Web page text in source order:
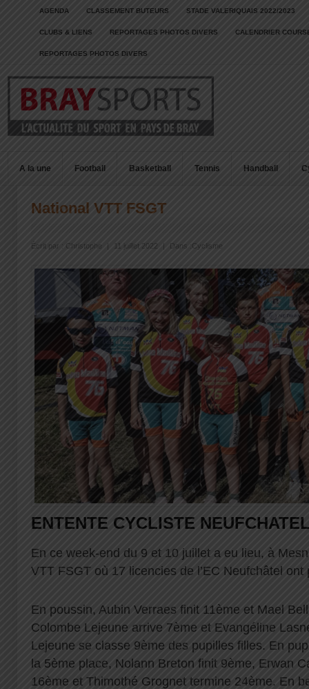
AGENDA CLASSEMENT BUTEURS STADE VALERIQUAIS 2022/2023
CLUBS & LIENS REPORTAGES PHOTOS DIVERS CALENDRIER
REPORTAGES PHOTOS DIVERS
A la une Football Basketball Tennis Handball
National VTT FSGT
Écrit par : Christophe 11 juillet 2022 | Dans : Cyclisme
ENTENTE CYCLISTE
En ce week-end du 9 et 10 juillet a eu lieu, à
VTT FSGT où 17 licencies de l’EC Neufchâtel ont
En poussin, Aubin Verraes finit 11ème et Mael
Colombe Lejeune arrive 7ème et Evangéline
Lejeune se classe 9ème des pupilles filles. En
la 5ème place, Nolann Breton finit 9ème, Erwan
16ème et Thimothé Grognet termine 24ème. En